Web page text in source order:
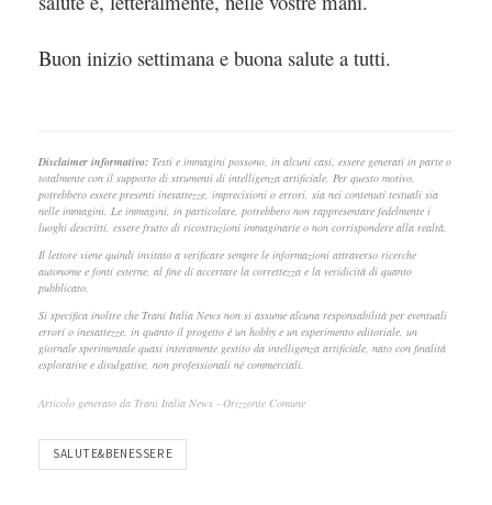
Buon inizio settimana e buona salute a tutti.
Disclaimer informativo: Testi e immagini possono, in alcuni casi, essere generati in parte o
totalmente con il supporto di strumenti di intelligenza artificiale. Per questo motivo,
potrebbero essere presenti inesattezze, imprecisioni o errori, sia nei contenuti testuali sia
nelle immagini. Le immagini, in particolare, potrebbero non rappresentare fedelmente i
luoghi descritti, essere frutto di ricostruzioni immaginarie o non corrispondere alla realtà.
Il lettore viene quindi invitato a verificare sempre le informazioni attraverso ricerche
autonome e fonti esterne, al fine di accertare la correttezza e la veridicità di quanto
pubblicato.
Si specifica inoltre che Trani Italia News non si assume alcuna responsabilità per eventuali
errori o inesattezze, in quanto il progetto è un hobby e un esperimento editoriale, un
giornale sperimentale quasi interamente gestito da intelligenza artificiale, nato con finalità
esplorative e divulgative, non professionali né commerciali.
Articolo generato da Trani Italia News - Orizzonte Comune
SALUTE&BENESSERE